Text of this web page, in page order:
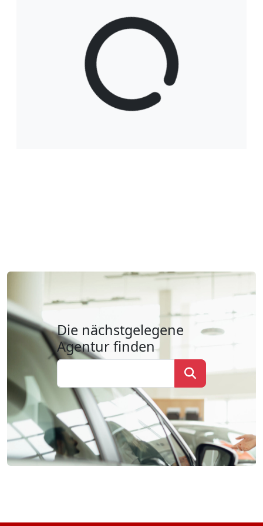
Die nächstgelegene
Agentur finden